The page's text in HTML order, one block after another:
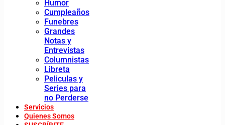
Humor
Cumpleaños
Funebres
Grandes
Notas y
Entrevistas
Columnistas
Libreta
Peliculas y
Series para
no Perderse
Servicios
Quienes Somos